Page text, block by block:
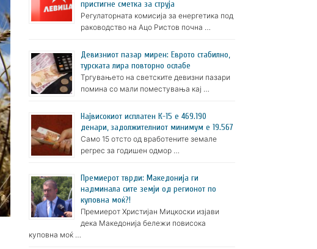
пристигне сметка за струја
Регулаторната комисија за енергетика под
раководство на Ацо Ристов почна …
Девизниот пазар мирен: Еврото стабилно,
турската лира повторно ослабе
Тргувањето на светските девизни пазари
помина со мали поместувања кај …
Највисокиот исплатен К-15 е 469.190
денари, задолжителниот минимум е 19.567
Само 15 отсто од вработените земале
регрес за годишен одмор …
Премиерот тврди: Македонија ги
надминала сите земји од регионот по
куповна моќ?!
Премиерот Христијан Мицкоски изјави
дека Македонија бележи повисока
куповна моќ …